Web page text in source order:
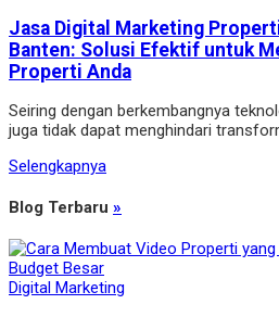
Jasa Digital Marketing
Banten: Solusi Efektif untuk
Properti Anda
Seiring dengan berkembangnya
juga tidak dapat menghindari
Selengkapnya
Blog Terbaru »
Digital Marketing